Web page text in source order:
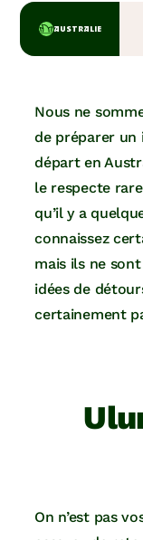
AUSTRALIE
Nous ne
de préparer un
départ en
le respecte
qu’il y a
connaissez
mais ils ne
idées de
certainement
On n’est pas